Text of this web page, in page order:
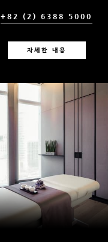
+82 (2) 6388 5000
자세한 내용